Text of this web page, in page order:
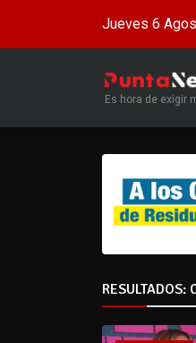
Jueves 6
Es hora de exigir
RESULTADOS: